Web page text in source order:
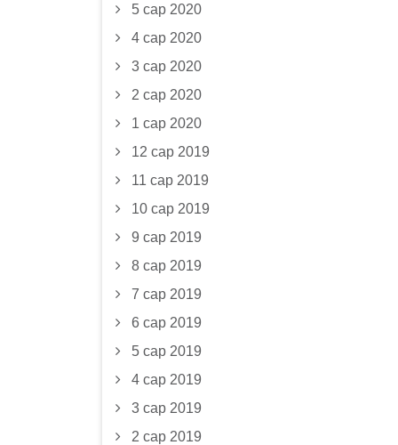
5 сар 2020
4 сар 2020
3 сар 2020
2 сар 2020
1 сар 2020
12 сар 2019
11 сар 2019
10 сар 2019
9 сар 2019
8 сар 2019
7 сар 2019
6 сар 2019
5 сар 2019
4 сар 2019
3 сар 2019
2 сар 2019